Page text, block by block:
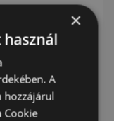
69 290 Ft
277 160 Ft
×
A
hozzájárul
Cookie